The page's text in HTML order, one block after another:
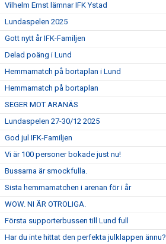
Vilhelm Ernst lämnar IFK Ystad
Lundaspelen 2025
Gott nytt år IFK-Familjen
Delad poäng i Lund
Hemmamatch på bortaplan i Lund
Hemmamatch på bortaplan
SEGER MOT ARANÄS
Lundaspelen 27-30/12 2025
God jul IFK-Familjen
Vi är 100 personer bokade just nu!
Bussarna är smockfulla.
Sista hemmamatchen i arenan för i år
WOW. NI ÄR OTROLIGA.
Första supporterbussen till Lund full
Har du inte hittat den perfekta julklappen ännu?